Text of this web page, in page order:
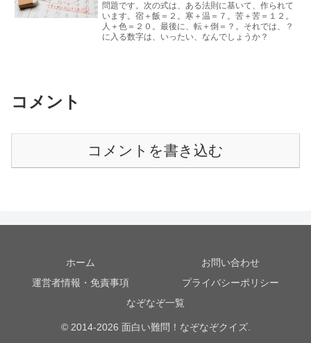
問題です。次の式は、ある法則に基いて、作られて
います。宿＋飯＝２。寒＋温＝７。苦＋苦＝１２。
人＋色＝２０。最後に、転＋倒＝？。それでは、？
に入る数字は、いったい、なんでしょうか？
コメント
コメントを書き込む
ホーム
お問い合わせ
運営者情報・免責事項
プライバシーポリシー
なぞなぞ一覧
© 2014-2026 面白い難問！なぞなぞクイズ.